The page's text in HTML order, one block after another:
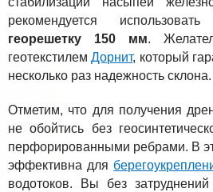
рекомендуется
георешетку 150 мм.
геотекстилемДорнит, который
несколько раз надежность склона.
Отметим, что для получения
не обойтись без
перфорированными ребрами. В
эффективна для
водотоков. Вы без